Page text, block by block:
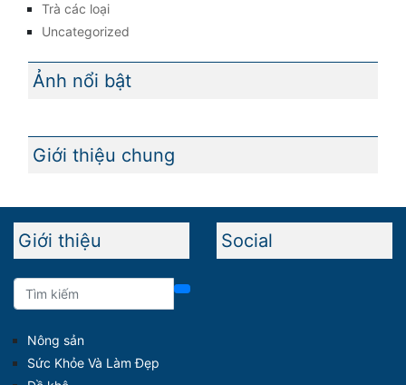
Trà các loại
Uncategorized
Ảnh nổi bật
Giới thiệu chung
Giới thiệu
Nông sản
Sức Khỏe Và Làm Đẹp
Social